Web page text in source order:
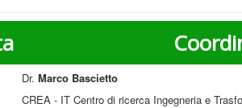
Dr. Marco Bascietto
CREA - IT Centro di ricerca Ingegneria e